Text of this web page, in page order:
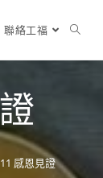
聯絡工福
感恩見證